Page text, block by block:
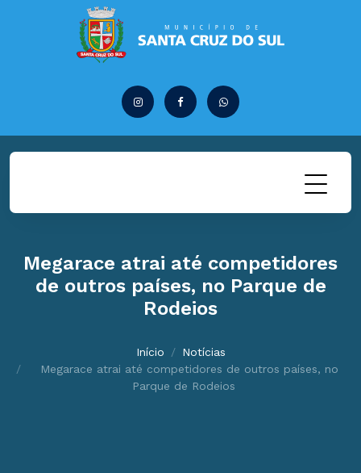
Megarace atrai até competidores
de outros países, no Parque de
Rodeios
Início
Notícias
Megarace atrai até competidores de outros países, no
Parque de Rodeios